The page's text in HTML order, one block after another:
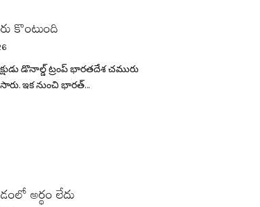
కొంటుంది
డొనాల్డ్ ట్రంప్ భార‌త‌దేశ చ‌మురు
ఇక నుంచి భార‌త్…
అర్థం లేదు